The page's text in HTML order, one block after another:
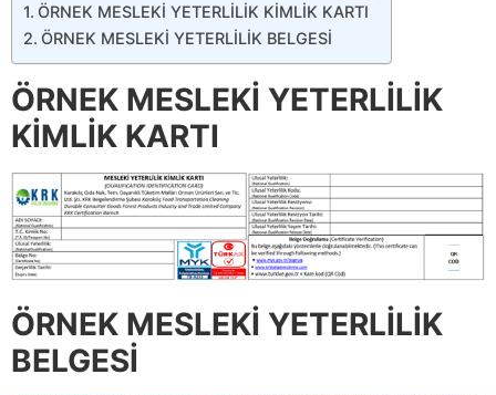
ÖRNEK MESLEKİ YETERLİLİK KİMLİK KARTI
ÖRNEK MESLEKİ YETERLİLİK BELGESİ
ÖRNEK MESLEKİ YETERLİLİK
KİMLİK KARTI
ÖRNEK MESLEKİ YETERLİLİK
BELGESİ